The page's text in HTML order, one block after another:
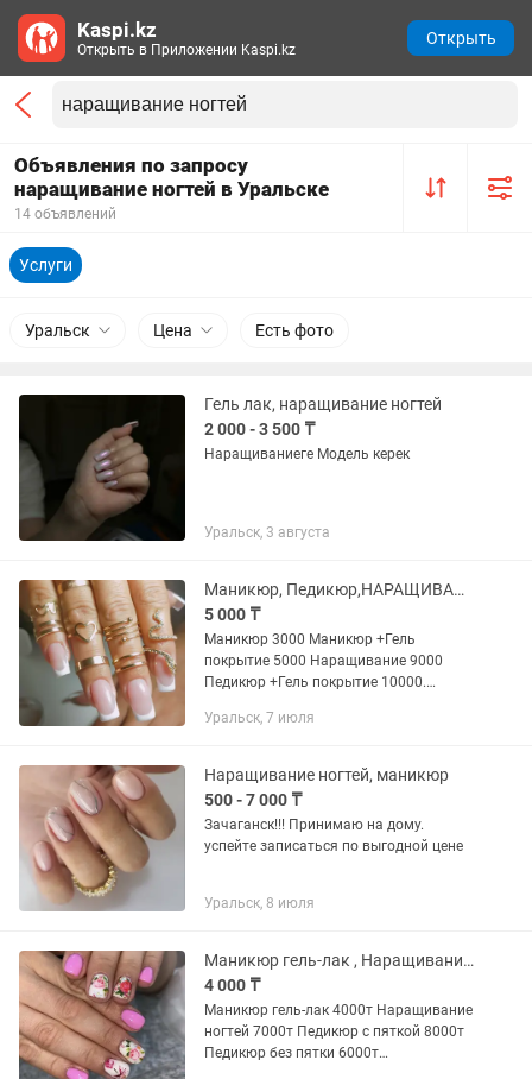
Объявления по запросу
наращивание ногтей в Уральске
14 объявлений
Услуги
Уральск Цена Есть фото
Гель лак, наращивание ногтей
2 000 - 3 500 ₸
Наращиваниеге Модель керек
Уральск, 3 августа
Маникюр, Педикюр,НАРАЩИВАНИЕ ногтей, Парафинотерапия
5 000 ₸
Маникюр 3000 Маникюр +Гель
покрытие 5000 Наращивание 9000
Педикюр +Гель покрытие 10000.
Жанна
Уральск, 7 июля
Наращивание ногтей, маникюр
500 - 7 000 ₸
Зачаганск!!! Принимаю на дому.
успейте записаться по выгодной цене
Уральск, 8 июля
Маникюр гель-лак , Наращивание ногтей, педикюр , реснички и шугаринг
4 000 ₸
Маникюр гель-лак 4000т Наращивание
ногтей 7000т Педикюр с пяткой 8000т
Педикюр без пятки 6000т
Kaspi.kz
Открыть в Приложении Kaspi.kz
Открыть